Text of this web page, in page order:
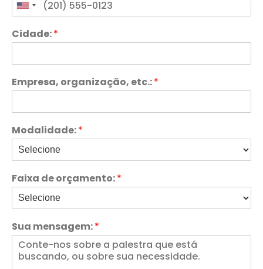
Cidade:*
Empresa, organização, etc.:*
Modalidade:*
Faixa de orçamento:*
Sua mensagem:*